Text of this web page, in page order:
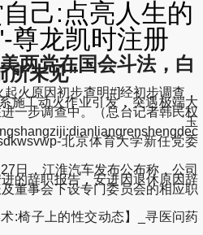
己:点亮人生的
尊龙凯时注册
两党在国会斗法，白
所未见”
原因初步查明#]经初步调查，
施工动火作业引发，突遇极端大
一步调查中。（总台记者韩民权
玉
北京体育大学新任党委
，江淮汽车发布公布称，公司
的辞职报告，安进因退休原因辞
董事会下设专门委员会的相应职
:椅子上的性交动态】_寻医问药